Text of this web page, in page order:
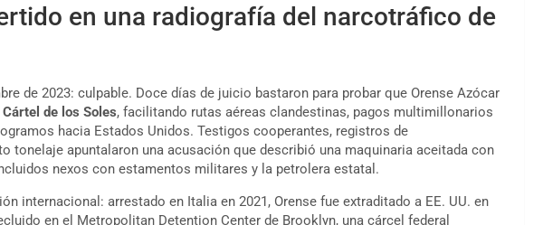
en una radiografía del narcotráfico de
de 2023: culpable. Doce días de juicio bastaron para probar que Orense Azócar
Cártel de los Soles, facilitando rutas aéreas clandestinas, pagos multimillonarios
hacia Estados Unidos. Testigos cooperantes, registros de
tonelaje apuntalaron una acusación que describió una maquinaria aceitada con
nexos con estamentos militares y la petrolera estatal.
internacional: arrestado en Italia en 2021, Orense fue extraditado a EE. UU. en
en el Metropolitan Detention Center de Brooklyn, una cárcel federal